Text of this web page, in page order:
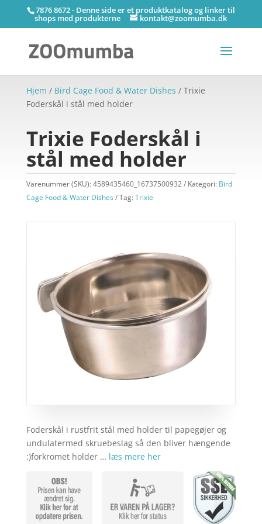
7876 8672 - Denne side er et produktkatalog og linker til
shops med produkterne kontakt@zoomumba.dk
Hjem / Bird Cage Food & Water Dishes / Trixie
Foderskål i stål med holder
Trixie Foderskål i
stål med holder
Varenummer (SKU):4589435460_16737500932 Kategori: Bird
Cage Food & Water Dishes
Tag:Trixie
Foderskål i rustfrit stål med holder til papegøjer og
undulatermed skruebeslag så den bliver hængende
:)forkromet holder … læs mere her